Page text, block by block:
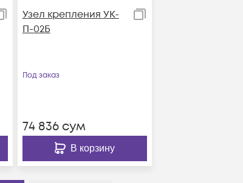
Узел крепления УК-
П-02Б
Под заказ
74 836сум
В корзину